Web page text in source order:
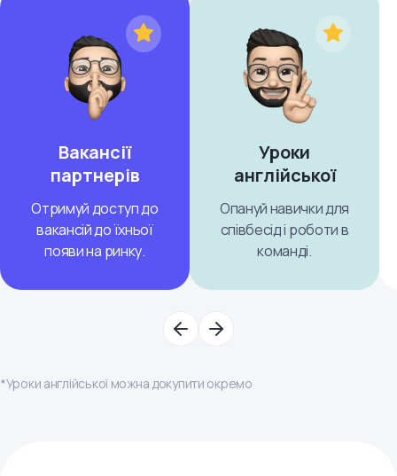
Вакансії
партнерів
Отримуй доступ до
вакансій до їхньої
появи на ринку.
Уроки
англійської
Опануй навички для
співбесід і роботи в
команді.
*Уроки англійської можна докупити окремо